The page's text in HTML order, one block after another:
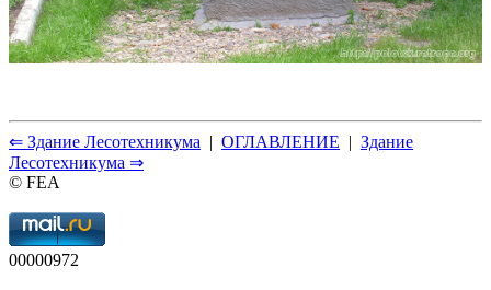
⇐ Здание Лесотехникума | ОГЛАВЛЕНИЕ | Здание
Лесотехникума ⇒
© FEA
00000972